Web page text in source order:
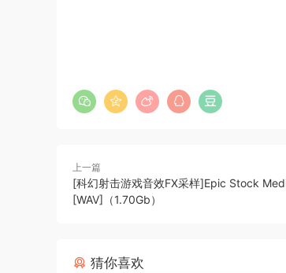
上一篇
[科幻射击游戏音效FX采样]Epic Stock
[WAV]（1.70Gb）
猜你喜欢